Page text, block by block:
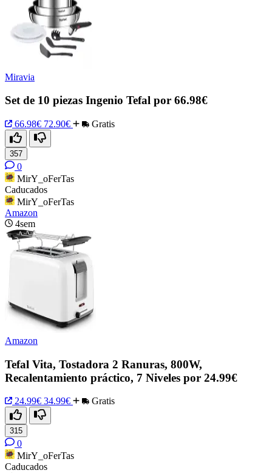
Miravia
Set de 10 piezas Ingenio Tefal por 66.98€
66.98€ 72.90€ Gratis
357
0
MirY_oFerTas
Caducados
MirY_oFerTas
Amazon
4sem
Amazon
Tefal Vita, Tostadora 2 Ranuras, 800W,
Recalentamiento práctico, 7 Niveles por 24.99€
24.99€ 34.99€ Gratis
315
0
MirY_oFerTas
Caducados